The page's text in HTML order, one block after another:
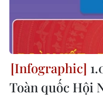
Toàn quốc Hội